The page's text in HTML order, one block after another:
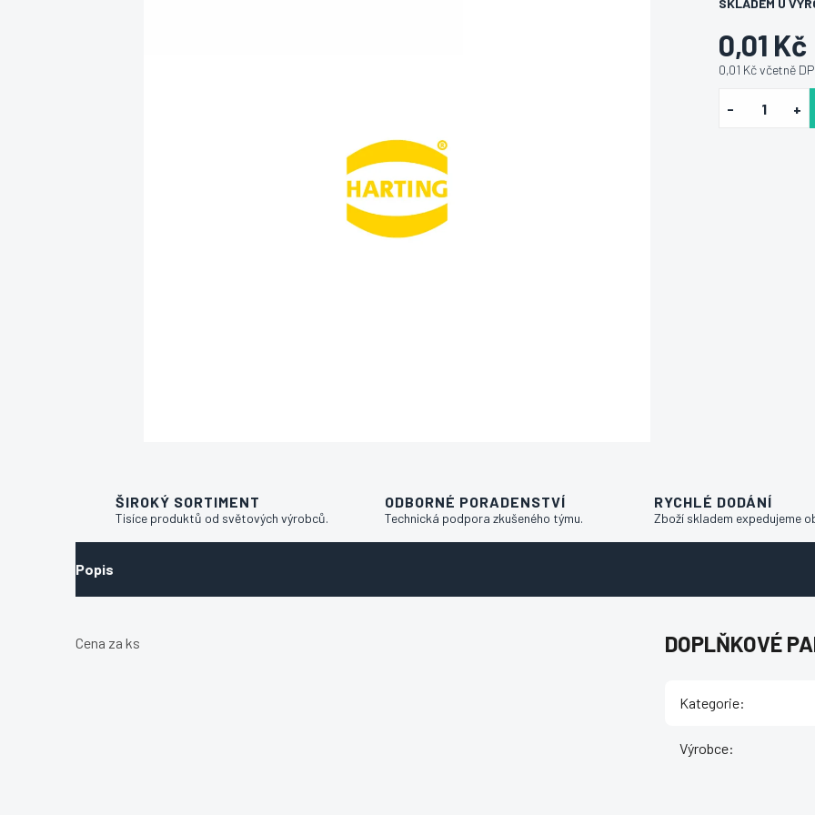
0,01 Kč
0,01 Kč včetně
SKLADEM U
ŠIROKÝ SORTIMENT
Tisíce produktů od světových výrobců.
ODBORNÉ PORADENSTVÍ
Technická podpora zkušeného týmu.
RYCHLÉ DODÁNÍ
Zboží skladem expedujeme
Popis
Cena za ks DOPLŇKOVÉ
Kategorie:
Výrobce: